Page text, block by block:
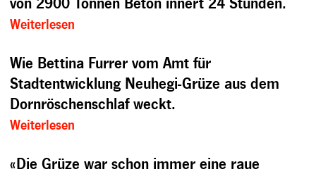
von 2900 Tonnen Beton innert 24 Stunden.
Weiterlesen
Wie Bettina Furrer vom Amt für
Stadtentwicklung Neuhegi-Grüze aus dem
Dornröschenschlaf weckt.
Weiterlesen
«Die Grüze war schon immer eine raue